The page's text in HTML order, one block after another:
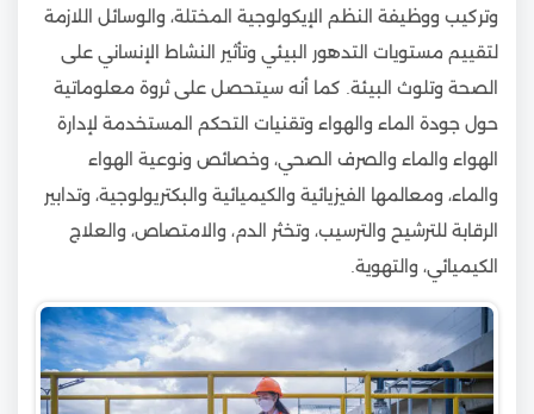
وتركيب ووظيفة النظم الإيكولوجية المختلة، والوسائل اللازمة
لتقييم مستويات التدهور البيئي وتأثير النشاط الإنساني على
الصحة وتلوث البيئة. كما أنه سيتحصل على ثروة معلوماتية
حول جودة الماء والهواء وتقنيات التحكم المستخدمة لإدارة
الهواء والماء والصرف الصحي، وخصائص ونوعية الهواء
والماء، ومعالمها الفيزيائية والكيميائية والبكتريولوجية، وتدابير
الرقابة للترشيح والترسيب، وتخثر الدم، والامتصاص، والعلاج
الكيميائي، والتهوية.